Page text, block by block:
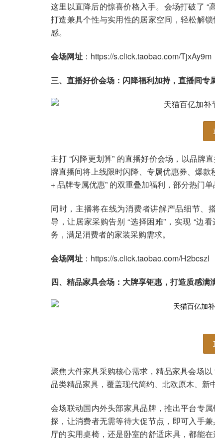
这里以直降后的惊喜价格入手。会场打破了 “
打造兼具个性与实用性的居家空间，轻松解
感。
会场网址 ：https://s.click.taobao.com/TjxAy9m
三、直播好价会场：闪降福利加持，直播间专
主打 “闪降更划算” 的直播好价会场，以品牌
牌直播间将上线限时闪降、专属优惠券、爆
+ 品牌专属优惠” 的双重叠加福利，部分热门
同时，主播将在线为消费者讲解产品细节、
导，让居家采购告别 “选择困难”，实现 “边
务，满足消费者的家装采购需求。
会场网址 ：https://s.click.taobao.com/H2bcszl
四、精品家具会场：大牌享钜惠，打造质感满
聚焦大件家具采购核心需求，精品家具会场
品类精品家具，覆盖现代简约、北欧原木、新
会场联动国内外头部家具品牌，推出平台专
探，让消费者无需等待大促节点，即可入手
厅的实用桌椅，还是卧室的舒适床具，都能